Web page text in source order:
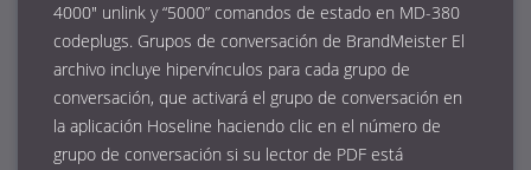
4000″ unlink y “5000” comandos de estado en MD-380
codeplugs. Grupos de conversación de BrandMeister El
archivo incluye hipervínculos para cada grupo de
conversación, que activará el grupo de conversación en
la aplicación Hoseline haciendo clic en el número de
grupo de conversación si su lector de PDF está